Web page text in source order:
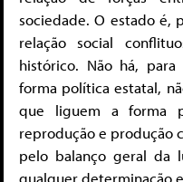
sociedade. O estado é,
relação social
histórico. Não há, para
forma política estatal,
que liguem a forma
reprodução e produção
pelo balanço geral da
qualquer determinação